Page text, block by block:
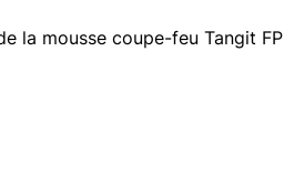
la mousse coupe-feu Tangit FP